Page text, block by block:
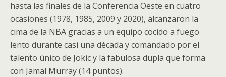
hasta las finales de la Conferencia Oeste en cuatro
ocasiones (1978, 1985, 2009 y 2020), alcanzaron la
cima de la NBA gracias a un equipo cocido a fuego
lento durante casi una década y comandado por el
talento único de Jokic y la fabulosa dupla que forma
con Jamal Murray (14 puntos).